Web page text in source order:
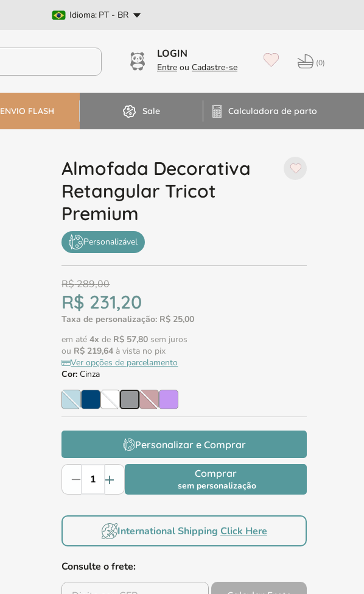
Idioma: PT - BR
0
ENVIO FLASH Sale Calculadora de parto
Almofada Decorativa
Retangular Tricot
Premium
Personalizável
R$289,00
R$ 231,20
Taxa de personalização: R$ 25,00
em até4x de R$ 57,80 sem juros
ou R$ 219,64 à vista no pix
Ver opções de parcelamento
Cor: Cinza
Personalizar e Comprar
Comprar
sem personalização
International Shipping Click Here
Consulte o frete: